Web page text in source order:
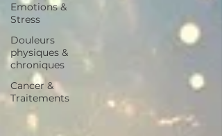
Emotions &
Stress
Douleurs
physiques &
chroniques
Cancer &
Traitements